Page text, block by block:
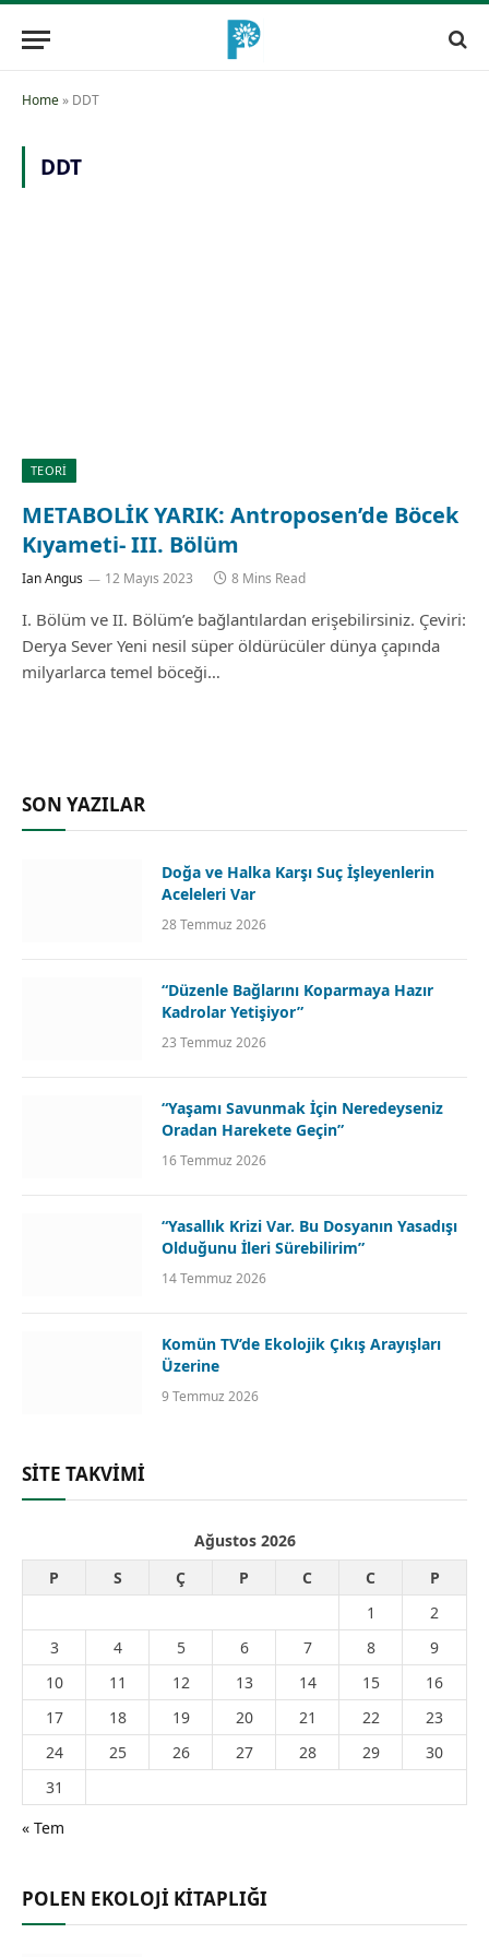
Home» DDT
DDT
TEORİ
METABOLİK YARIK: Antroposen’de Böcek
Kıyameti- III. Bölüm
Ian Angus 12 Mayıs 2023 8 Mins Read
I. Bölüm ve II. Bölüm’e bağlantılardan erişebilirsiniz. Çeviri:
Derya Sever Yeni nesil süper öldürücüler dünya çapında
milyarlarca temel böceği…
SON YAZILAR
Doğa ve Halka Karşı Suç İşleyenlerin
Aceleleri Var
28 Temmuz 2026
“Düzenle Bağlarını Koparmaya Hazır
Kadrolar Yetişiyor”
23 Temmuz 2026
“Yaşamı Savunmak İçin Neredeyseniz
Oradan Harekete Geçin”
16 Temmuz 2026
“Yasallık Krizi Var. Bu Dosyanın Yasadışı
Olduğunu İleri Sürebilirim”
14 Temmuz 2026
Komün TV’de Ekolojik Çıkış Arayışları
Üzerine
9 Temmuz 2026
SİTE TAKVİMİ
Ağustos 2026
P
S Ç P C C
P
1
2
3
4 5 6 7 8
9
10
11 12 13 14 15
16
17
18 19 20 21 22
23
24
25 26 27 28 29
30
31
« Tem
POLEN EKOLOJİ KİTAPLIĞI